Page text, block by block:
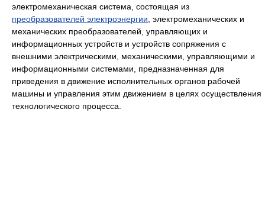
электромеханическая система, состоящая из
преобразователей электроэнергии, электромеханических и
механических преобразователей, управляющих и
информационных устройств и устройств сопряжения с
внешними электрическими, механическими, управляющими и
информационными системами, предназначенная для
приведения в движение исполнительных органов рабочей
машины и управления этим движением в целях осуществления
технологического процесса.